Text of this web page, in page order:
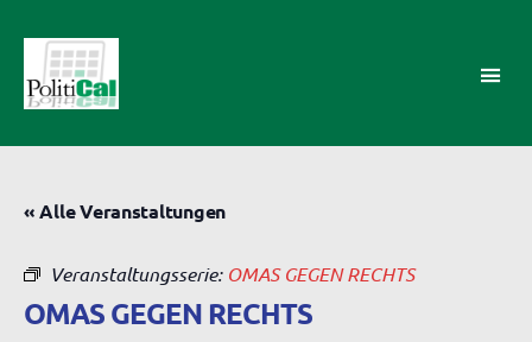
AK
« Alle Veranstaltungen
Veranstaltungsserie: OMAS GEGEN RECHTS
OMAS GEGEN RECHTS